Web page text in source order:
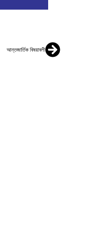
আন্তজার্তিক বিষয়াবলী